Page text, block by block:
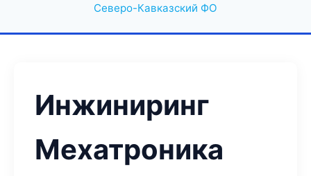
Северо-Кавказский ФО
Инжиниринг
Мехатроника